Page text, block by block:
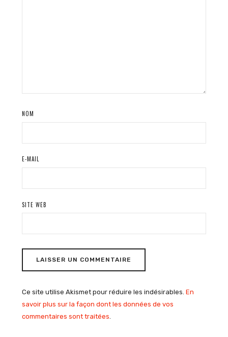
NOM
E-MAIL
SITE WEB
Ce site utilise Akismet pour réduire les indésirables. En
savoir plus sur la façon dont les données de vos
commentaires sont traitées